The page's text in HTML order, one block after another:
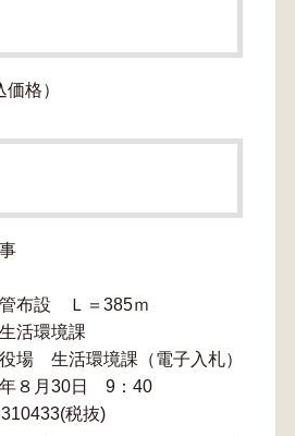
格）
管布設 Ｌ＝385ｍ
活環境課
場 生活環境課（電子入札）
年８月30日 9：40
税抜)